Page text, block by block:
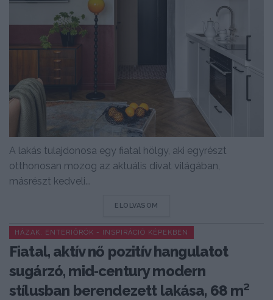
A lakás tulajdonosa egy fiatal hölgy, aki egyrészt
otthonosan mozog az aktuális divat világában,
másrészt kedveli...
ELOLVASOM
HÁZAK, ENTERIŐRÖK - INSPIRÁCIÓ KÉPEKBEN
Fiatal, aktív nő pozitív hangulatot
sugárzó, mid‑century modern
stílusban berendezett lakása, 68 m²